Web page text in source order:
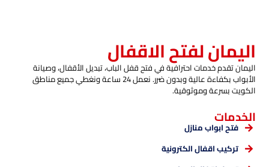
اليمان لفتح الاقفال
اليمان تقدم خدمات احترافية في فتح قفل الباب، تبديل الأقفال، وصيانة
الأبواب بكفاءة عالية وبدون ضرر. نعمل 24 ساعة ونغطي جميع مناطق
الكويت بسرعة وموثوقية.
الخدمات
فتح ابواب منازل
تركيب اقفال الكترونية